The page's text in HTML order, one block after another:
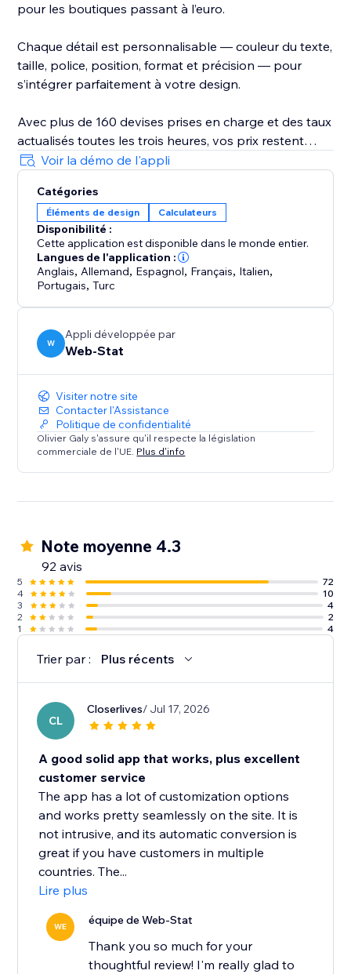
pour les boutiques passant à l’euro.
Chaque détail est personnalisable — couleur du texte,
taille, police, position, format et précision — pour
s’intégrer parfaitement à votre design.
Avec plus de 160 devises prises en charge et des taux
actualisés toutes les trois heures, vos prix restent
toujours exacts.
La configuration prend quelques minutes — une fois
installé, le module fonctionne automatiquement sur
tout votre site.
Choisissez entre deux modes :
• Automatique (plan Pro) : détecte la devise du visiteur
et ajoute le prix converti à côté (ou à la place) du prix
original sur toutes les pages.
taux à jour permettant aux visiteurs de consulter
facilement les conversions.
Voir la démo de l'appli
Catégories
Éléments de design Calculateurs
Disponibilité :
Cette application est disponible dans le monde entier.
Langues de l'application :
Anglais, Allemand, Espagnol, Français, Italien,
Portugais,Turc
W
Appli développée par
Web-Stat
Visiter notre site
Contacter l'Assistance
Politique de confidentialité
Olivier Galy s'assure qu'il respecte la législation
commerciale de l'UE. Plus d'info
Note moyenne 4.3
92 avis
5
72
4
10
3
4
2
2
1
4
Trier par : Plus récents
CL
Closerlives/ Jul 17, 2026
A good solid app that works, plus excellent
customer service
The app has a lot of customization options
and works pretty seamlessly on the site. It is
not intrusive, and its automatic conversion is
great if you have customers in multiple
countries. The...
Lire plus
WE équipe de Web-Stat
Thank you so much for your
thoughtful review! I'm really glad to